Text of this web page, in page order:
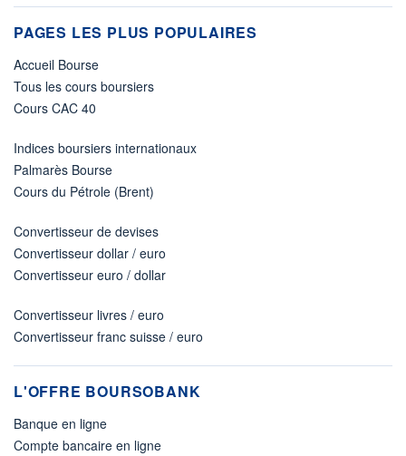
PAGES LES PLUS POPULAIRES
Accueil Bourse
Tous les cours boursiers
Cours CAC 40
Indices boursiers internationaux
Palmarès Bourse
Cours du Pétrole (Brent)
Convertisseur de devises
Convertisseur dollar / euro
Convertisseur euro / dollar
Convertisseur livres / euro
Convertisseur franc suisse / euro
L'OFFRE BOURSOBANK
Banque en ligne
Compte bancaire en ligne